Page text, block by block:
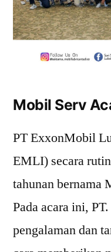
Mobil Serv
PT ExxonMobil
EMLI) secara
tahunan bernama
Pada acara ini,
pengalaman dan